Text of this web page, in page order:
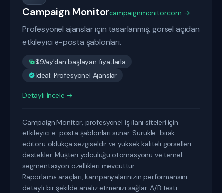
Campaign Monitorcampaignmonitor.com →
Profesyonel ajanslar için tasarlanmış, görsel açıdan
etkileyici e-posta şablonları.
$9/ay'dan başlayan fiyatlarla
İdeal: Profesyonel Ajanslar
Detaylı İncele →
Campaign Monitor, profesyonel iş ilanı siteleri için
etkileyici e-posta şablonları sunar. Sürükle-bırak
editörü oldukça sezgiseldir ve yüksek kaliteli görselleri
destekler. Müşteri yolculuğu otomasyonu ve temel
segmentasyon özellikleri mevcuttur.
Raporlama araçları, kampanyalarınızın performansını
detaylı bir şekilde analiz etmenizi sağlar. A/B testi